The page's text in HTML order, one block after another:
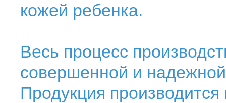
кожей ребенка.
Весь процесс
совершенной и
Продукция